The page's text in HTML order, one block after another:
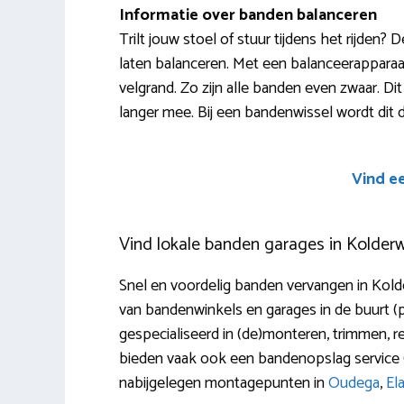
Informatie over banden balanceren
Trilt jouw stoel of stuur tijdens het rijden?
laten balanceren. Met een
velgrand. Zo zijn alle banden even zwaar.
langer mee. Bij een bandenwissel wordt dit
Vind
Vind lokale banden garages in
Snel en voordelig banden vervangen in
van bandenwinkels en garages in de buurt
gespecialiseerd in (de)monteren, trimmen,
bieden vaak ook een bandenopslag
nabijgelegen montagepunten inOudega,